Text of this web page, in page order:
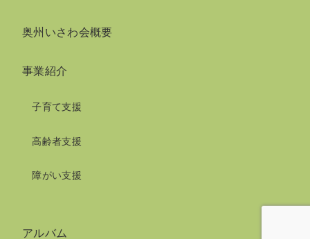
奥州いさわ会概要
事業紹介
子育て支援
高齢者支援
障がい支援
アルバム